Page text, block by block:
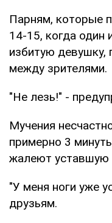
Парням, которые
14-15, когда один
избитую девушку,
между зрителями.
"Не лезь!" -
Мучения
примерно 3
жалеют уставшую
"У меня ноги уже
друзьям.